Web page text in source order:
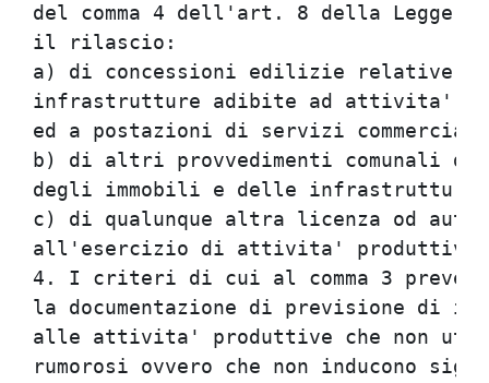
del comma 4 dell'art. 8 della
il
a) di concessioni
infrastrutture adibite ad
ed a postazioni di
b) di altri provvedimenti
degli immobili e delle
c) di qualunque altra
all'esercizio di
4. I criteri di cui al comma 3
la documentazione di
alle attivita' produttive che
rumorosi ovvero che non